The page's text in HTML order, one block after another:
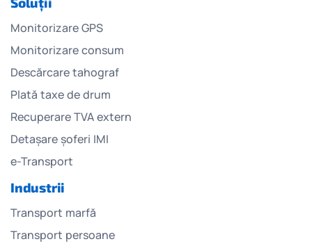
Monitorizare GPS
Monitorizare consum
Descărcare tahograf
Plată taxe de drum
Recuperare TVA extern
Detașare șoferi IMI
e-Transport
Industrii
Transport marfă
Transport persoane